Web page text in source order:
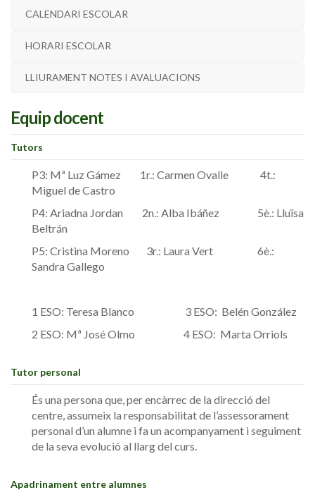
CALENDARI ESCOLAR
HORARI ESCOLAR
LLIURAMENT NOTES I AVALUACIONS
Equip docent
Tutors
P3: Mª Luz Gámez 1r.: Carmen Ovalle 4t.:
Miguel de Castro
P4: Ariadna Jordan 2n.: Alba Ibáñez 5è.: Lluïsa
Beltrán
P5: Cristina Moreno 3r.: Laura Vert 6è.:
Sandra Gallego
1 ESO: Teresa Blanco 3 ESO: Belén González
2 ESO: Mª José Olmo 4 ESO: Marta Orriols
Tutor personal
És una persona que, per encàrrec de la direcció del
centre, assumeix la responsabilitat de l’assessorament
personal d’un alumne i fa un acompanyament i seguiment
de la seva evolució al llarg del curs.
Apadrinament entre alumnes